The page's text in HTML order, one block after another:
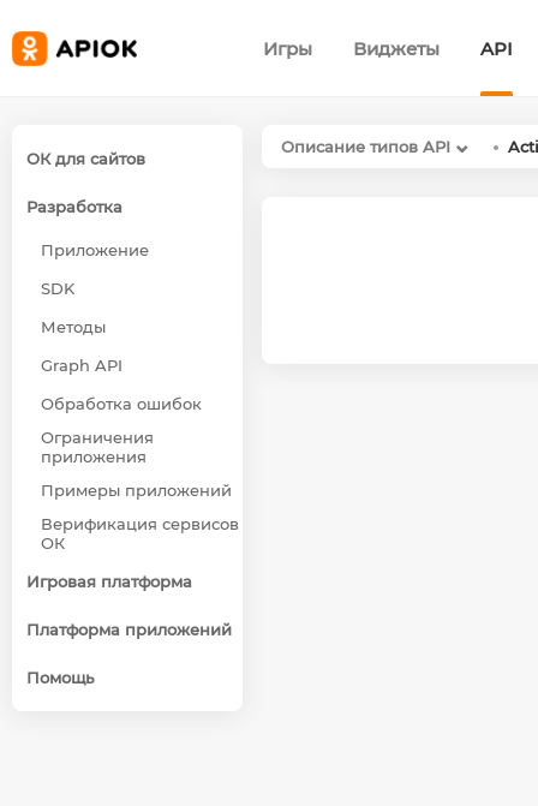
Игры Виджеты API
ОК для сайтов
Разработка
Приложение
SDK
Методы
Graph API
Обработка ошибок
Ограничения
приложения
Примеры приложений
Верификация сервисов
ОК
Игровая платформа
Платформа приложений
Помощь
Описание типов API